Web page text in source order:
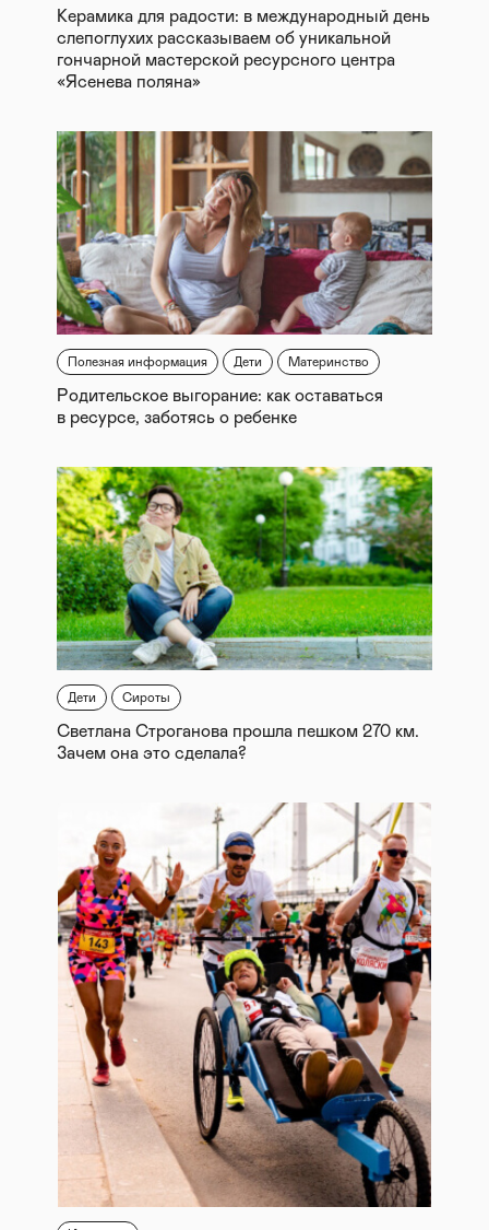
Керамика для радости: в международный день
слепоглухих рассказываем об уникальной
гончарной мастерской ресурсного центра
«Ясенева поляна»
Полезная информация Дети Материнство
Родительское выгорание: как оставаться
в ресурсе, заботясь о ребенке
Дети Сироты
Светлана Строганова прошла пешком 270 км.
Зачем она это сделала?